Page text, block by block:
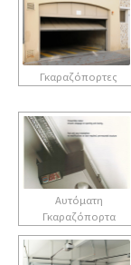
Γκαραζόπορτες
Αυτόματη
Γκαραζόπορτα